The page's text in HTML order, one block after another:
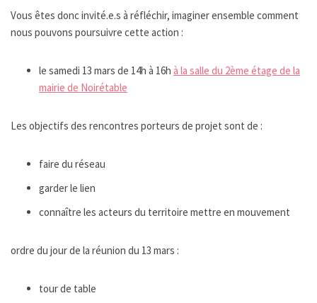
Vous êtes donc invité.e.s à réfléchir, imaginer ensemble comment
nous pouvons poursuivre cette action :
le samedi 13 mars de 14h à 16h à la salle du 2ème étage de la
mairie de Noirétable
Les objectifs des rencontres porteurs de projet sont de :
faire du réseau
garder le lien
connaître les acteurs du territoire mettre en mouvement
ordre du jour de la réunion du 13 mars :
tour de table